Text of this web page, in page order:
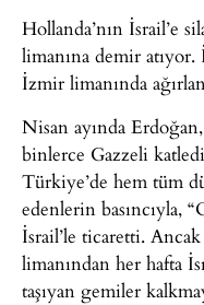
Hollanda’nın İsrail’e
limanına demir
İzmir limanında
Nisan ayında
binlerce Gazzeli
Türkiye’de hem tüm
edenlerin basıncıyla,
İsrail’le ticaretti.
limanından her hafta
taşıyan gemiler